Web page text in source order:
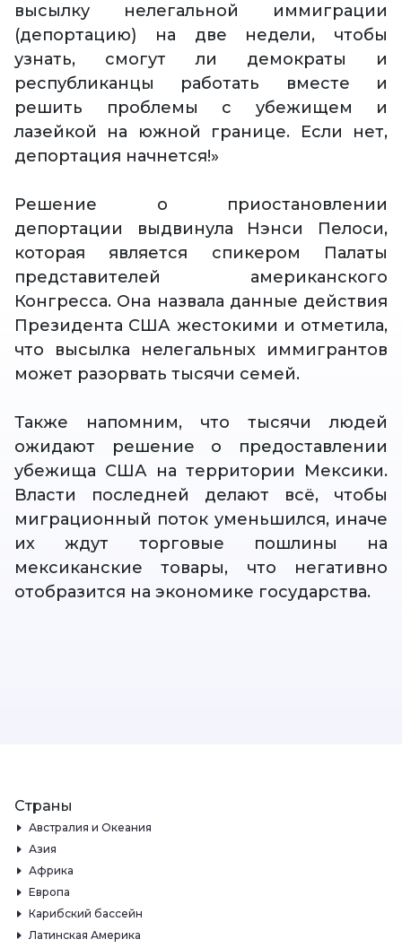
высылку нелегальной иммиграции
(депортацию) на две недели, чтобы
узнать, смогут ли демократы и
республиканцы работать вместе и
решить проблемы с убежищем и
лазейкой на южной границе. Если нет,
депортация начнется!»
Решение о приостановлении
депортации выдвинула Нэнси Пелоси,
которая является спикером Палаты
представителей американского
Конгресса. Она назвала данные действия
Президента США жестокими и отметила,
что высылка нелегальных иммигрантов
может разорвать тысячи семей.
Также напомним, что тысячи людей
ожидают решение о предоставлении
убежища США на территории Мексики.
Власти последней делают всё, чтобы
миграционный поток уменьшился, иначе
их ждут торговые пошлины на
мексиканские товары, что негативно
отобразится на экономике государства.
Страны
Австралия и Океания
Азия
Африка
Европа
Карибский бассейн
Латинская Америка